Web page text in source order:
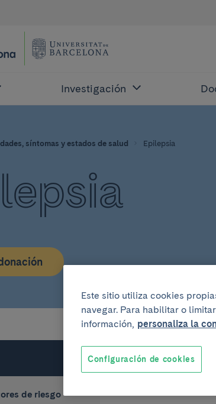
Investigación
síntomas y estados de salud Epilepsia
de riesgo
Este sitio utiliza cookies
navegar. Para habilitar o
información, personaliza la
Configuración de cookies